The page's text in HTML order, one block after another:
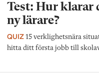
Test: Hur klarar
ny lärare?
QUIZ 15 verklighetsnära
hitta ditt första jobb till